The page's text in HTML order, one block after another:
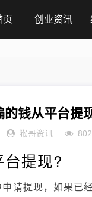
页 创业资讯
的钱从平台提
猴哥资讯 802
提现?
请提现，如果已